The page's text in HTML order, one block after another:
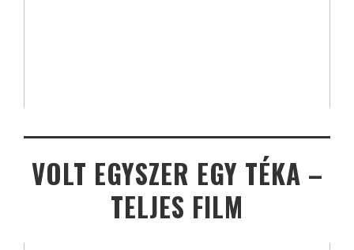
VOLT EGYSZER EGY TÉKA –
TELJES FILM